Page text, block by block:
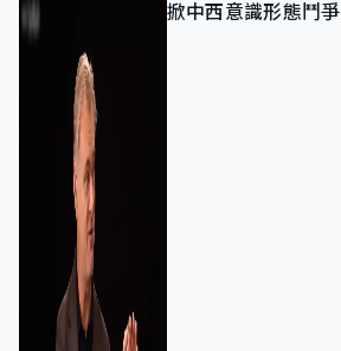
掀中西意識形態鬥爭